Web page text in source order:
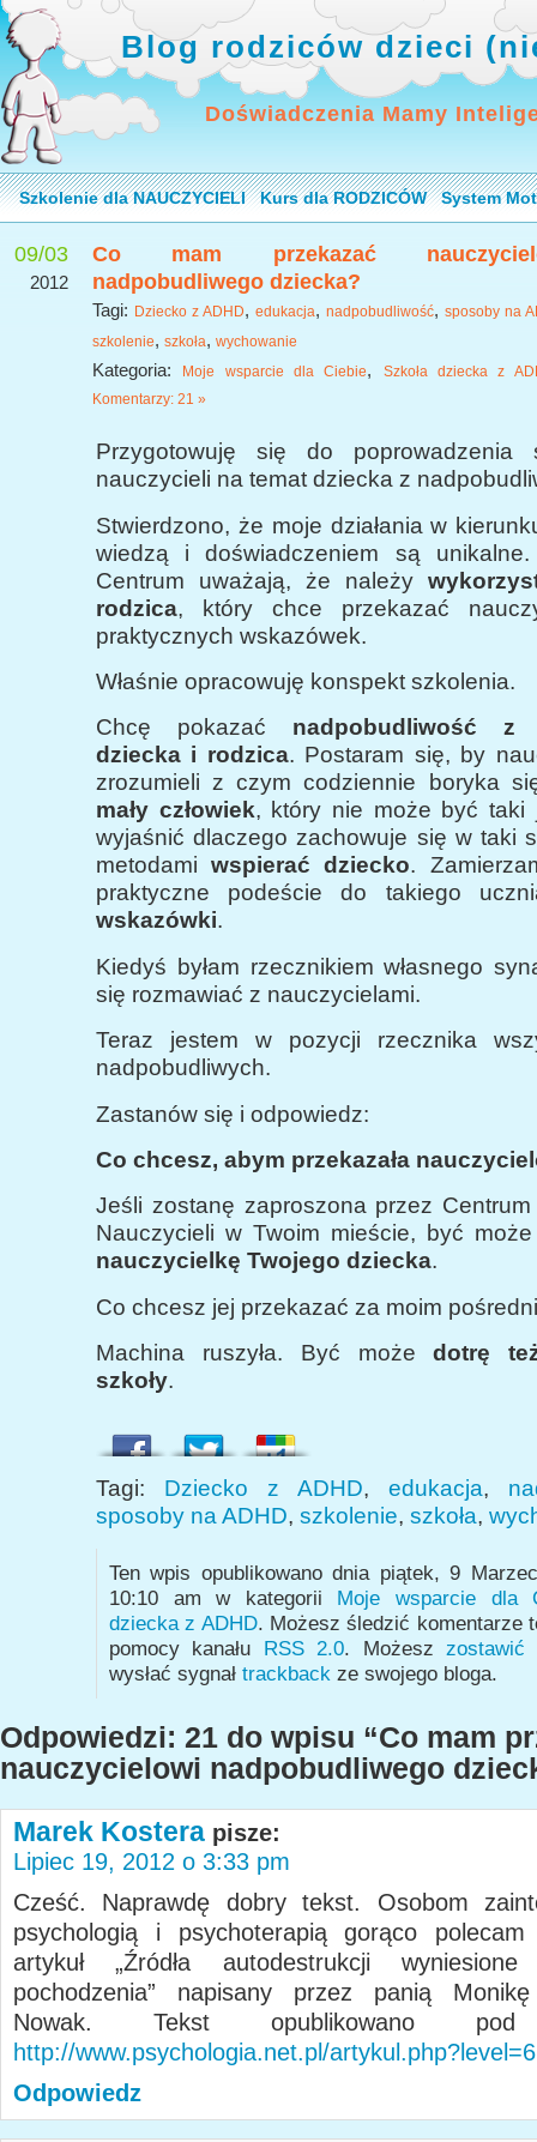
Blog rodziców dzieci
Doświadczenia Mamy
Szkolenie dla NAUCZYCIELI Kurs dla RODZICÓW System
09/03
2012
Co mam przekazać
nadpobudliwego dziecka?
Tagi: Dziecko z ADHD, edukacja, nadpobudliwość, sposoby na
szkolenie, szkoła, wychowanie
Kategoria: Moje wsparcie dla Ciebie,
Szkoła dziecka z
Komentarzy: 21 »
Przygotowuję się do poprowadzenia
nauczycieli na temat dziecka z
Stwierdzono, że moje działania w
wiedzą i doświadczeniem są
Centrum uważają, że należy
rodzica, który chce przekazać
praktycznych wskazówek.
Właśnie opracowuję konspekt szkolenia.
Chcę pokazać nadpobudliwość z
dziecka i rodzica. Postaram się, by
zrozumieli z czym codziennie boryka
mały człowiek, który nie może być taki
wyjaśnić dlaczego zachowuje się w taki
metodamiwspierać dziecko.
praktyczne podeście do takiego
wskazówki.
Kiedyś byłam rzecznikiem własnego
się rozmawiać z nauczycielami.
Teraz jestem w pozycji rzecznika
nadpobudliwych.
Zastanów się i odpowiedz:
Co chcesz, abym przekazała
Jeśli zostanę zaproszona przez
Nauczycieli w Twoim mieście, być może
nauczycielkę Twojego dziecka.
Co chcesz jej przekazać za moim
Machina ruszyła. Być możedotrę
szkoły.
Tagi: Dziecko z ADHD, edukacja,
sposoby na ADHD, szkolenie, szkoła,
Ten wpis opublikowano dnia piątek, 9
10:10 am w kategorii Moje wsparcie dla
dziecka z ADHD. Możesz śledzić komentarze
pomocy kanału RSS 2.0. Możeszzostawić
wysłać sygnał trackback ze swojego bloga.
Odpowiedzi: 21 do wpisu “Co mam
nauczycielowi nadpobudliwego
Marek Kostera pisze:
Lipiec 19, 2012 o 3:33 pm
Cześć. Naprawdę dobry tekst. Osobom
psychologią i psychoterapią gorąco polecam
artykuł „Źródła autodestrukcji
pochodzenia” napisany przez panią
Nowak. Tekst opublikowano pod
http://www.psychologia.net.pl/
Odpowiedz